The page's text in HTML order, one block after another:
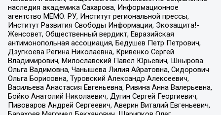
наследия академика Сахарова, Информационное
агентство МЕМО. РУ, Институт региональной прессы,
Институт Развития Свободы Информации, Экозащита!-
Женсовет, Общественный вердикт, Евразийская
антимонопольная ассоциация, Бедушев Петр Петрович,
Дзугкоева Регина Николаевна, Кривенко Сергей
Владимирович, Милославский Павел Юрьевич, Шнырова
Ольга Вадимовна, Чанышева Лилия Айратовна, Сидорович
Ольга Борисовна, Туровский Александр Алексеевич,
Васильева Анастасия Евгеньевна, Ривина Анна Валерьевна,
Бойко Анатолий Николаевич, Дугин Сергей Георгиевич,
Пивоваров Андрей Сергеевич, Аверин Виталий Евгеньевич,